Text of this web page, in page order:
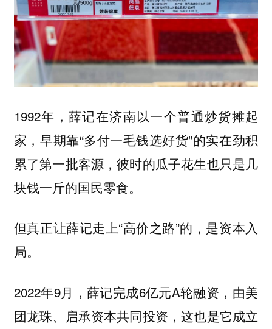
1992年，薛记在济南以一个普通炒货摊起
家，早期靠“多付一毛钱选好货”的实在劲积
累了第一批客源，彼时的瓜子花生也只是几
块钱一斤的国民零食。
但真正让薛记走上“高价之路”的，是资本入
局。
2022年9月，薛记完成6亿元A轮融资，由美
团龙珠、启承资本共同投资，这也是它成立